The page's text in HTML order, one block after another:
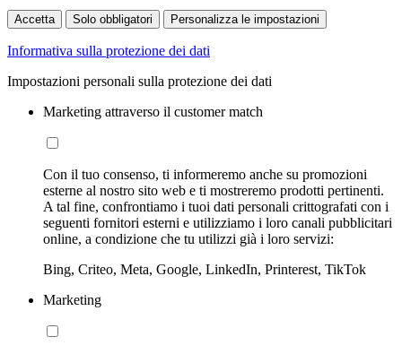
Accetta Solo obbligatori Personalizza le impostazioni
Informativa sulla protezione dei dati
Impostazioni personali sulla protezione dei dati
Marketing attraverso il customer match
Con il tuo consenso, ti informeremo anche su promozioni
esterne al nostro sito web e ti mostreremo prodotti pertinenti.
A tal fine, confrontiamo i tuoi dati personali crittografati con i
seguenti fornitori esterni e utilizziamo i loro canali pubblicitari
online, a condizione che tu utilizzi già i loro servizi:
Bing, Criteo, Meta, Google, LinkedIn, Printerest, TikTok
Marketing